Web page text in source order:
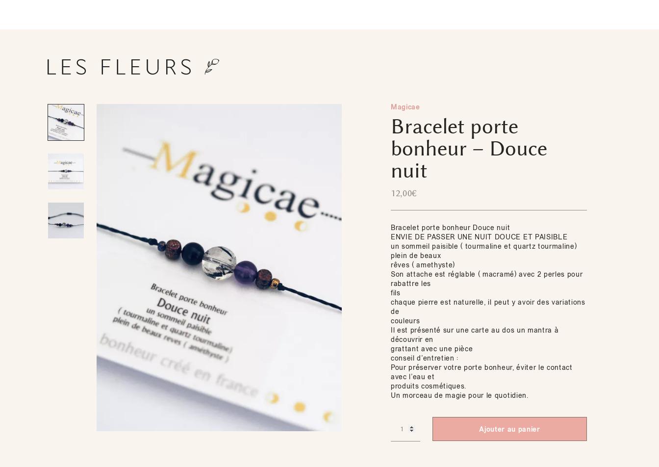
Magicae
Bracelet porte
bonheur – Douce
nuit
12,00€
Bracelet porte bonheur Douce nuit
ENVIE DE PASSER UNE NUIT DOUCE ET PAISIBLE
un sommeil paisible ( tourmaline et quartz tourmaline)
plein de beaux
rêves ( amethyste)
Son attache est réglable ( macramé) avec 2 perles pour
rabattre les
fils
chaque pierre est naturelle, il peut y avoir des variations
de
couleurs
Il est présenté sur une carte au dos un mantra à
découvrir en
grattant avec une pièce
conseil d’entretien :
Pour préserver votre porte bonheur, éviter le contact
avec l’eau et
produits cosmétiques.
Un morceau de magie pour le quotidien.
Ajouter au panier